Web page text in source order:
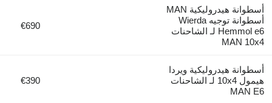
أسطوانة هيدروليكية MAN
أسطوانة توجيه Wierda
Hemmol e6 لـ الشاحنات
MAN 10x4
€690
أسطوانة هيدروليكية ويردا
هيمول 10x4 لـ الشاحنات
MAN E6
€390